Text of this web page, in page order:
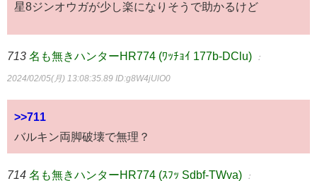
星8ジンオウガが少し楽になりそうで助かるけど
713 名も無きハンターHR774 (ﾜｯﾁｮｲ 177b-DClu) ：
2024/02/05(月) 13:08:35.89 ID:g8W4jUlO0
>>711
バルキン両脚破壊で無理？
714 名も無きハンターHR774 (ｽﾌｯ Sdbf-TWva) ：